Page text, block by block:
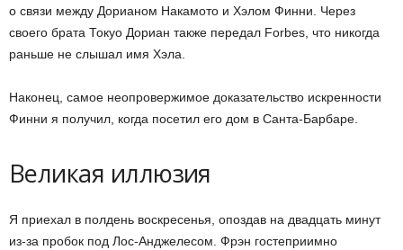
о связи между Дорианом Накамото и Хэлом Финни. Через
своего брата Токуо Дориан также передал Forbes, что никогда
раньше не слышал имя Хэла.
Наконец, самое неопровержимое доказательство искренности
Финни я получил, когда посетил его дом в Санта-Барбаре.
Великая иллюзия
Я приехал в полдень воскресенья, опоздав на двадцать минут
из-за пробок под Лос-Анджелесом. Фрэн гостеприимно